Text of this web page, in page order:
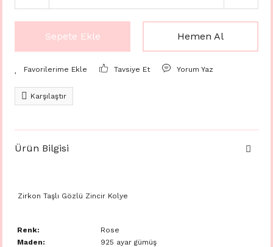
Sepete Ekle Hemen Al
Tavsiye Et Yorum Yaz
Karşılaştır
Ürün Bilgisi
Zirkon Taşlı Gözlü Zincir Kolye
Renk:
Rose
Maden:
925 ayar gümüş